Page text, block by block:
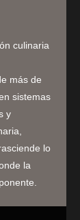
culinaria
más de
sistemas
y
lo
la